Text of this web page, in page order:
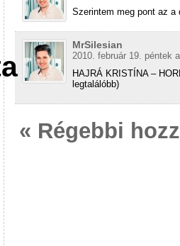
Szerintem meg pont az a
MrSilesian
2010. február 19. péntek
HAJRÁ KRISTÍNA –
legtalálóbb)
« Régebbi